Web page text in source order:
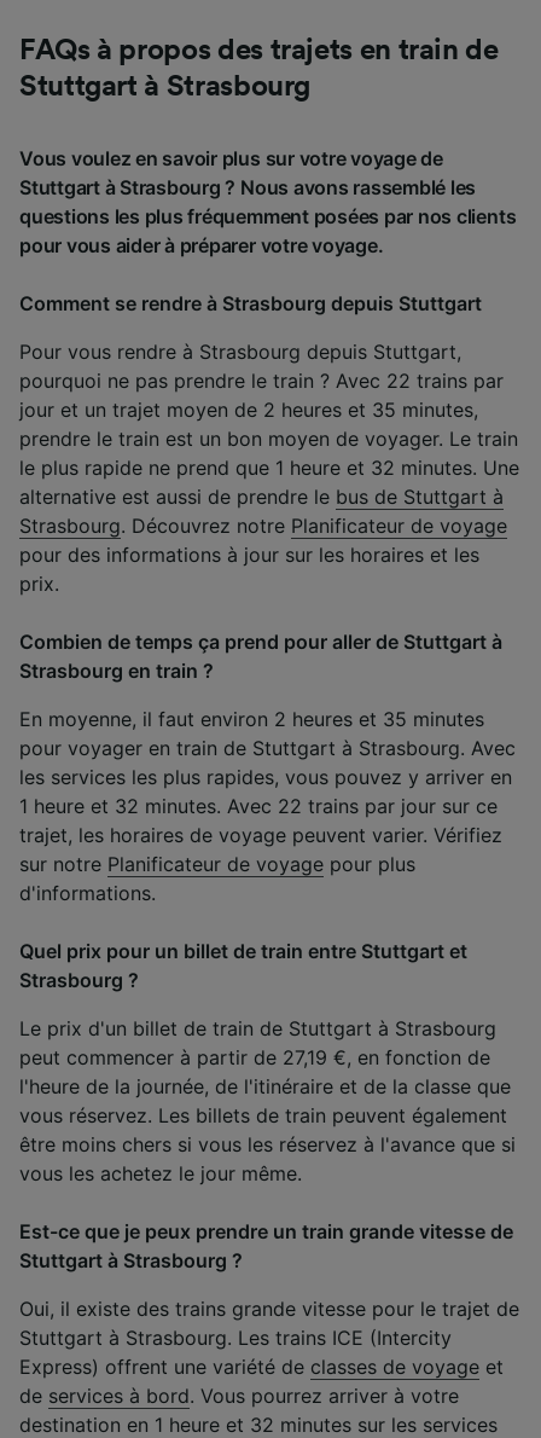
FAQs à propos des trajets en train de
Stuttgart à Strasbourg
Vous voulez en savoir plus sur votre voyage de
Stuttgart à Strasbourg ? Nous avons rassemblé les
questions les plus fréquemment posées par nos clients
pour vous aider à préparer votre voyage.
Comment se rendre à Strasbourg depuis Stuttgart
Pour vous rendre à Strasbourg depuis Stuttgart,
pourquoi ne pas prendre le train ? Avec 22 trains par
jour et un trajet moyen de 2 heures et 35 minutes,
prendre le train est un bon moyen de voyager. Le train
le plus rapide ne prend que 1 heure et 32 minutes. Une
alternative est aussi de prendre le bus de Stuttgart à
Strasbourg. Découvrez notre Planificateur de voyage
pour des informations à jour sur les horaires et les
prix.
Combien de temps ça prend pour aller de Stuttgart à
Strasbourg en train ?
En moyenne, il faut environ 2 heures et 35 minutes
pour voyager en train de Stuttgart à Strasbourg. Avec
les services les plus rapides, vous pouvez y arriver en
1 heure et 32 minutes. Avec 22 trains par jour sur ce
trajet, les horaires de voyage peuvent varier. Vérifiez
sur notre Planificateur de voyage pour plus
d'informations.
Quel prix pour un billet de train entre Stuttgart et
Strasbourg ?
Le prix d'un billet de train de Stuttgart à Strasbourg
peut commencer à partir de 27,19 €, en fonction de
l'heure de la journée, de l'itinéraire et de la classe que
vous réservez. Les billets de train peuvent également
être moins chers si vous les réservez à l'avance que si
vous les achetez le jour même.
Est-ce que je peux prendre un train grande vitesse de
Stuttgart à Strasbourg ?
Oui, il existe des trains grande vitesse pour le trajet de
Stuttgart à Strasbourg. Les trains ICE (Intercity
Express) offrent une variété de classes de voyage et
de services à bord. Vous pourrez arriver à votre
destination en 1 heure et 32 minutes sur les services